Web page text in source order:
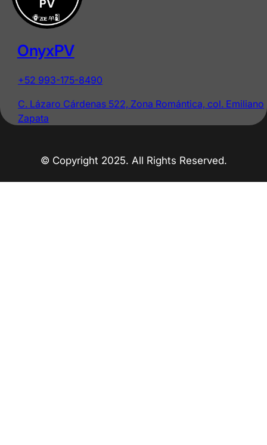
OnyxPV
+52 993-175-8490
C. Lázaro Cárdenas 522, Zona Romántica, col. Emiliano
Zapata
© Copyright 2025. All Rights Reserved.